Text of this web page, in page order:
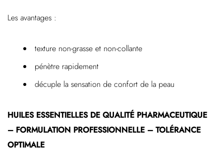
Les avantages :
texture non-grasse et non-collante
pénètre rapidement
décuple la sensation de confort de la peau
HUILES ESSENTIELLES DE QUALITÉ PHARMACEUTIQUE
– FORMULATION PROFESSIONNELLE – TOLÉRANCE
OPTIMALE